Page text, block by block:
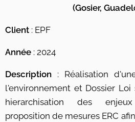
(Gosier,
Client : EPF
Année : 2024
Description : Réalisation
l'environnement et Dossier Loi
hierarchisation des enjeux
proposition de mesures ERC